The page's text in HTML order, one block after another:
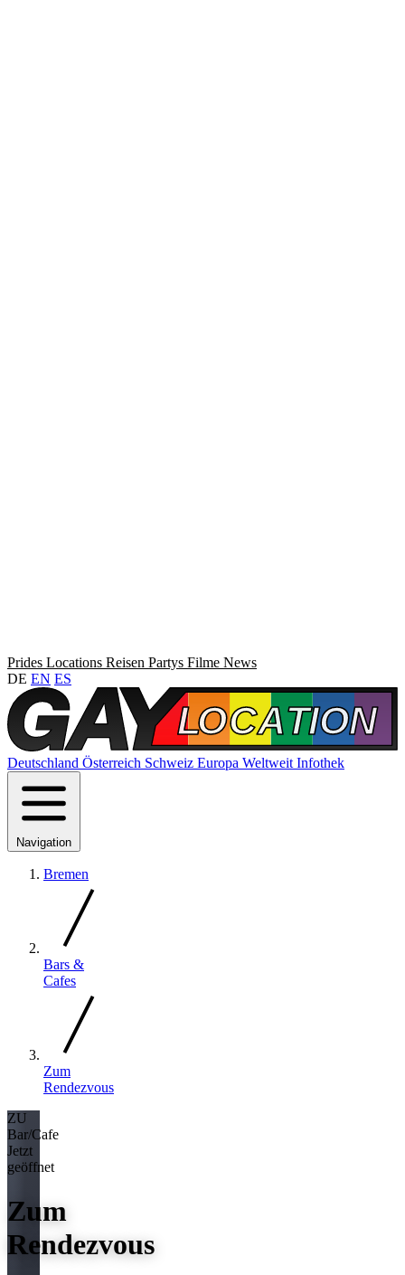
Prides Locations Reisen Partys Filme News
DE EN ES
Deutschland Österreich Schweiz Europa Weltweit Infothek
Navigation
Bremen
Bars &
Cafes
Zum
Rendezvous
ZU
Bar/Cafe
Jetzt
geöffnet
Zum
Rendezvous